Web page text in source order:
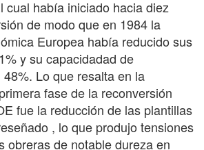
cual había iniciado hacia diez
de modo que en 1984 la
Europea había reducido sus
y su capacidadad de
Lo que resalta en la
fase de la reconversión
fue la reducción de las plantillas
, lo que produjo tensiones
obreras de notable dureza en